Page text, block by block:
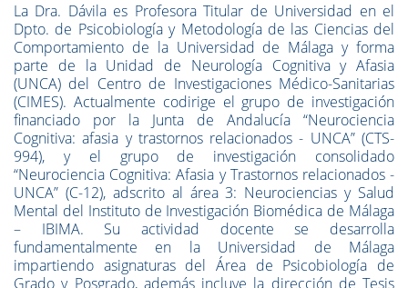
La Dra. Dávila es Profesora Titular de Universidad en el
Dpto. de Psicobiología y Metodología de las Ciencias del
Comportamiento de la Universidad de Málaga y forma
parte de la Unidad de Neurología Cognitiva y Afasia
(UNCA) del Centro de Investigaciones Médico-Sanitarias
(CIMES). Actualmente codirige el grupo de investigación
financiado por la Junta de Andalucía “Neurociencia
Cognitiva: afasia y trastornos relacionados - UNCA” (CTS-
994), y el grupo de investigación consolidado
“Neurociencia Cognitiva: Afasia y Trastornos relacionados -
UNCA” (C-12), adscrito al área 3: Neurociencias y Salud
Mental del Instituto de Investigación Biomédica de Málaga
– IBIMA. Su actividad docente se desarrolla
fundamentalmente en la Universidad de Málaga
impartiendo asignaturas del Área de Psicobiología de
Grado y Posgrado, además incluye la dirección de Tesis